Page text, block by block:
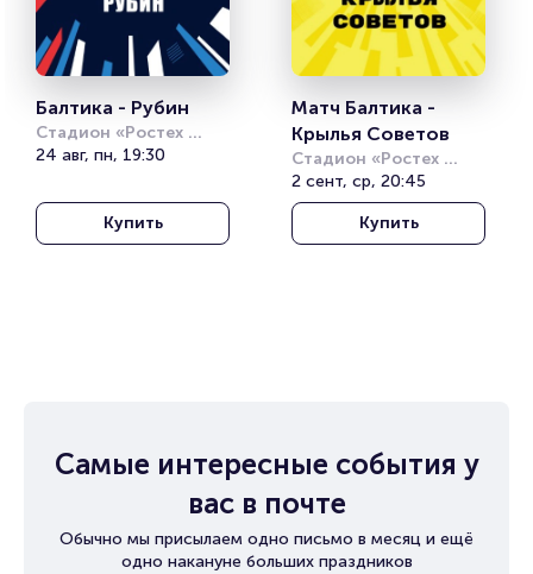
Балтика - Рубин
Стадион «Ростех
Арена»
24 авг, пн, 19:30
Купить
Матч Балтика -
Крылья Советов
Стадион «Ростех
Арена»
2 сент, ср, 20:45
Купить
Самые интересные события у
вас в почте
Обычно мы присылаем одно письмо в месяц и ещё
одно накануне больших праздников